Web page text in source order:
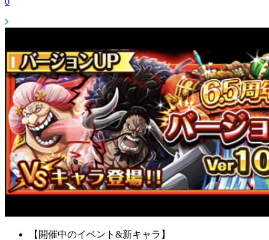
【開催中のイベント&新キャラ】